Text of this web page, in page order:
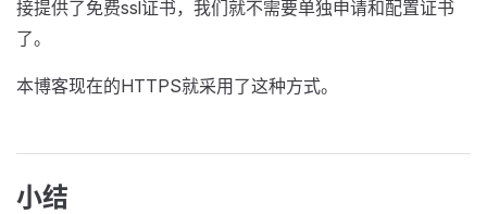
接提供了免费ssl证书，我们就不需要单独申请和配置证书
了。
本博客现在的HTTPS就采用了这种方式。
小结